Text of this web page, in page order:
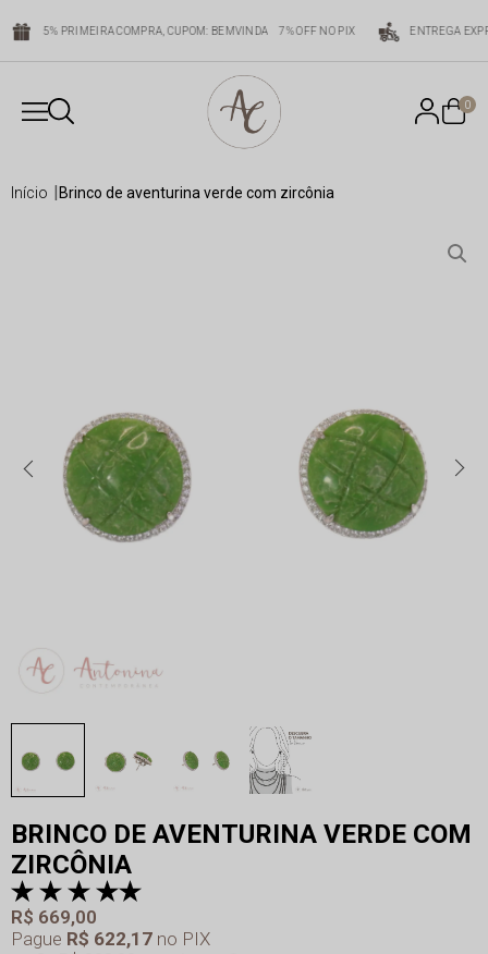
5% PRIMEIRA COMPRA, CUPOM: BEMVINDA 7% OFF NO PIX ENTREGA
0
início brinco de aventurina verde com zircônia
BRINCO DE AVENTURINA VERDE COM
ZIRCÔNIA
Pague R$ 622,17no PIX
R$ 669,00